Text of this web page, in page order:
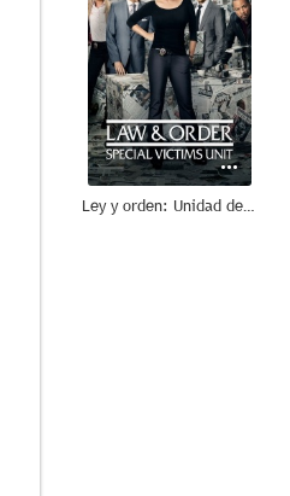
Ley y orden: Unidad de Víctimas Especiales